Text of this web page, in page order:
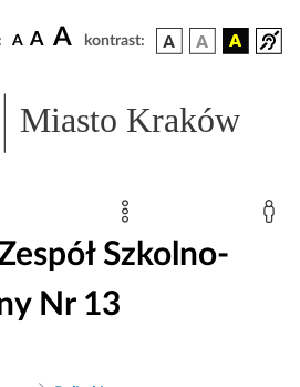
A A A kontrast:
Miasto Kraków
Szkolno-
Nr 13